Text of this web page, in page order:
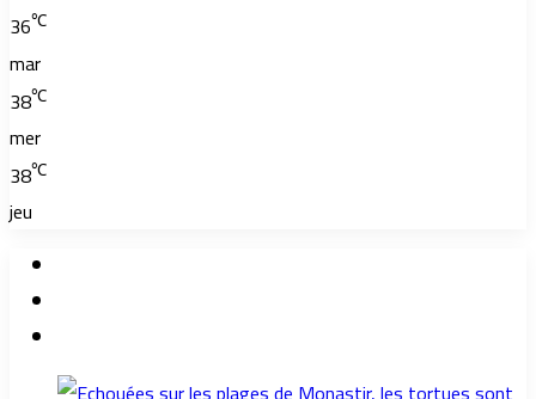
36℃
mar
38℃
mer
38℃
jeu